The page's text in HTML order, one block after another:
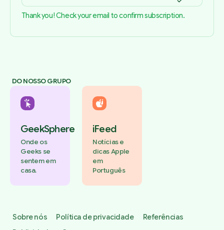
Thank you! Check your email to confirm subscription.
DO NOSSO GRUPO
GeekSphere
Onde os
Geeks se
sentem em
casa.
iFeed
Notícias e
dicas Apple
em
Português
Sobre nós Política de privacidade
Referências